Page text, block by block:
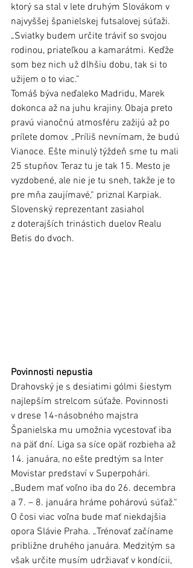
ktorý sa stal v lete druhým Slovákom v
najvyššej španielskej futsalovej súťaži.
„Sviatky budem určite tráviť so svojou
rodinou, priateľkou a kamarátmi. Keďže
som bez nich už dlhšiu dobu, tak si to
užijem o to viac.“
Tomáš býva neďaleko Madridu, Marek
dokonca až na juhu krajiny. Obaja preto
pravú vianočnú atmosféru zažijú až po
prílete domov. „Príliš nevnímam, že budú
Vianoce. Ešte minulý týždeň sme tu mali
25 stupňov. Teraz tu je tak 15. Mesto je
vyzdobené, ale nie je tu sneh, takže je to
pre mňa zaujímavé,“ priznal Karpiak.
Slovenský reprezentant zasiahol
z doterajších trinástich duelov Realu
Betis do dvoch.
Povinnosti nepustia
Drahovský je s desiatimi gólmi šiestym
najlepším strelcom súťaže. Povinnosti
v drese 14-násobného majstra
Španielska mu umožnia vycestovať iba
na päť dní. Liga sa síce opäť rozbieha až
14. januára, no ešte predtým sa Inter
Movistar predstaví v Superpohári.
„Budem mať voľno iba do 26. decembra
a 7. – 8. januára hráme pohárovú súťaž.“
O čosi viac voľna bude mať niekdajšia
opora Slávie Praha. „Trénovať začíname
približne druhého januára. Medzitým sa
však určite musím udržiavať v kondícii,